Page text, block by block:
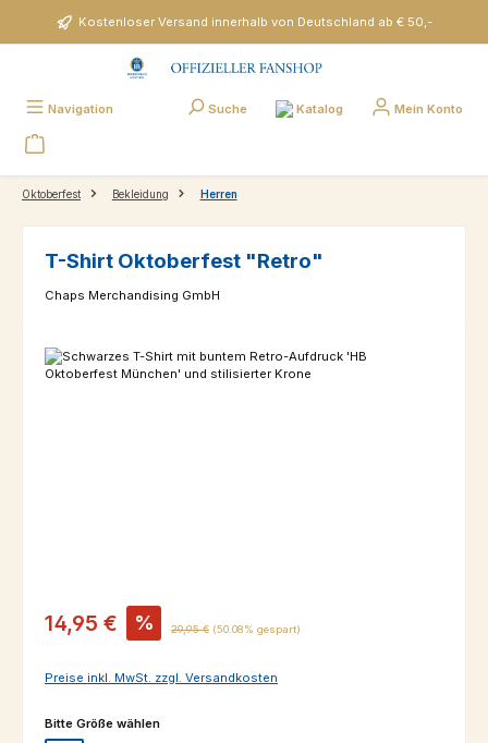
Zum Hauptinhalt springenKostenloser Versand innerhalb von Deutschland ab € 50,-
Navigation Suche Katalog Mein Konto
Oktoberfest Bekleidung Herren
T-Shirt Oktoberfest "Retro"
Chaps Merchandising GmbH
Bildergalerie überspringen
Verkaufspreis:
14,95 € % Regulärer Preis:
29,95 € (50.08% gespart)
Preise inkl. MwSt. zzgl. Versandkosten
Bitte Größe wählenauswählen